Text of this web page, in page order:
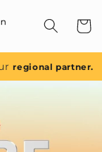
regional partner.